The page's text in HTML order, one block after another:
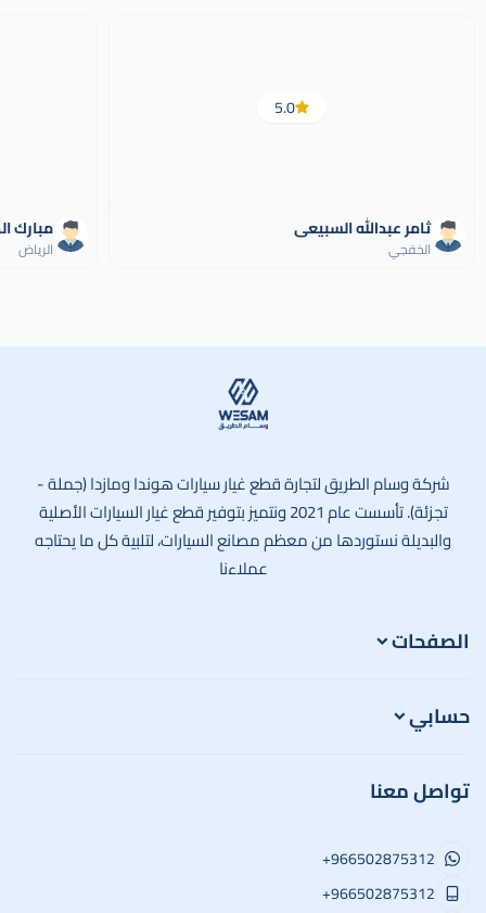
5.0
ثامر عبدالله السبيعى
الخفجي
مبارك
الرياض
شركة وسام الطريق لتجارة قطع غيار سيارات هوندا ومازدا (جملة -
تجزئة). تأسست عام 2021 ونتميز بتوفير قطع غيار السيارات الأصلية
والبديلة نستوردها من معظم مصانع السيارات، لتلبية كل ما يحتاجه
عملاءنا
الصفحات
حسابي
تواصل معنا
+966502875312
+966502875312